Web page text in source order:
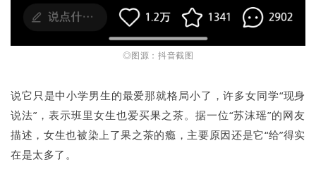
◎图源：抖音截图
说它只是中小学男生的最爱那就格局小了，许多女同学“现身
说法”，表示班里女生也爱买果之茶。据一位“苏沫瑶”的网友
描述，女生也被染上了果之茶的瘾，主要原因还是它“给”得实
在是太多了。